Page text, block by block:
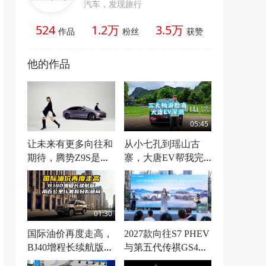
汽车，发现旅行
524 作品 1.2万 粉丝 3.5万 获赞
他的作品
让未来有更多向往和
期待，腾势Z9S是中
大型纯电轿车重磅新
作
05:45
从小七孔到瑶山古
寨，大唐EV帮我完
成了一次父爱的传承
01:30
国际油价再度走高，
BJ40增程长续航版用
百公里1L能耗轻松破
2027款向往S7 PHEV
与第五代传祺GS4双
车贵阳上市